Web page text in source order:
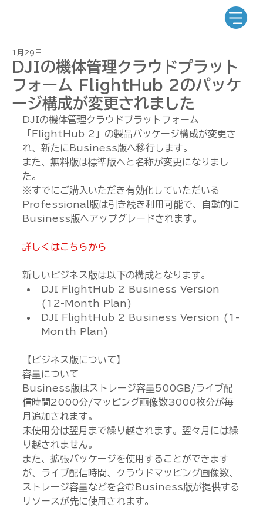
DJIの機体管理クラウドプラット
フォーム FlightHub 2のパッケ
ージ構成が変更されました
1月29日
DJIの機体管理クラウドプラットフォーム
「FlightHub 2」の製品パッケージ構成が変更さ
れ、新たにBusiness版へ移行します。
また、無料版は標準版へと名称が変更になりまし
た。
※すでにご購入いただき有効化していただいる
Professional版は引き続き利用可能で、自動的に
Business版へアップグレードされます。
詳しくはこちらから
新しいビジネス版は以下の構成となります。
DJI FlightHub 2 Business Version
(12-Month Plan)
DJI FlightHub 2 Business Version (1-
Month Plan)
【ビジネス版について】
容量について
Business版はストレージ容量500GB/ライブ配
信時間2000分/マッピング画像数3000枚分が毎
月追加されます。
未使用分は翌月まで繰り越されます。翌々月には繰
り越されません。
また、拡張パッケージを使用することができます
が、ライブ配信時間、クラウドマッピング画像数、
ストレージ容量などを含むBusiness版が提供する
リソースが先に使用されます。